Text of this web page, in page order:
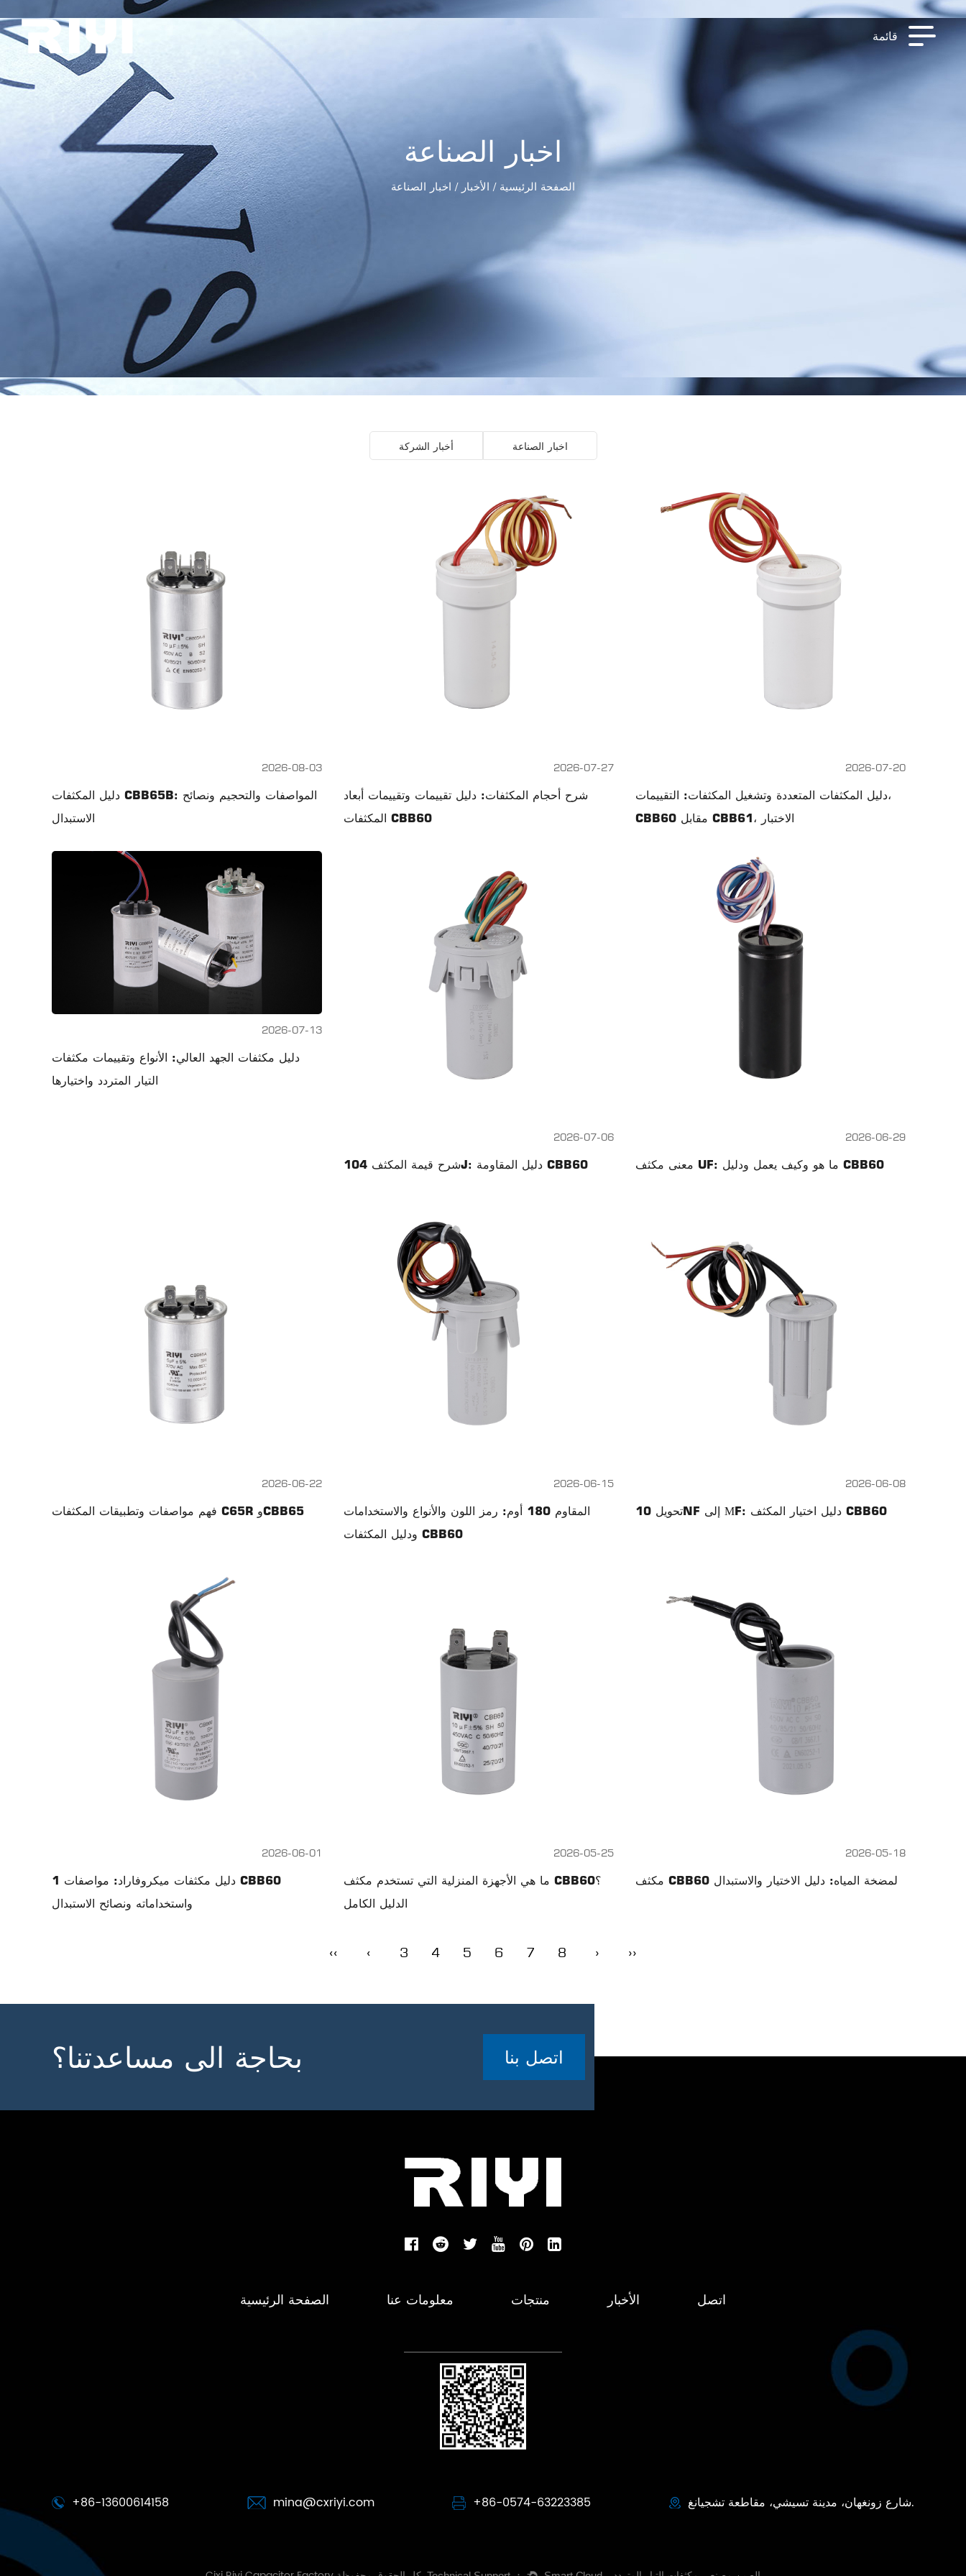
قائمة
اخبار الصناعة
الصفحة الرئيسية / الأخبار / اخبار الصناعة
أخبار الشركة اخبار الصناعة
2026-08-03
دليل المكثفات CBB65B: المواصفات والتحجيم ونصائح
الاستبدال
2026-07-27
شرح أحجام المكثفات: دليل تقييمات وتقييمات أبعاد
المكثفات CBB60
2026-07-20
دليل المكثفات المتعددة وتشغيل المكثفات: التقييمات،
CBB60 مقابل CBB61، الاختبار
2026-07-13
دليل مكثفات الجهد العالي: الأنواع وتقييمات مكثفات
التيار المتردد واختيارها
2026-07-06
شرح قيمة المكثف 104J: دليل المقاومة CBB60
2026-06-29
معنى مكثف UF: ما هو وكيف يعمل ودليل CBB60
2026-06-22
فهم مواصفات وتطبيقات المكثفات C65R وCBB65
2026-06-15
المقاوم 180 أوم: رمز اللون والأنواع والاستخدامات
ودليل المكثفات CBB60
2026-06-08
تحويل 10NF إلى ΜF: دليل اختيار المكثف CBB60
2026-06-01
1 دليل مكثفات ميكروفاراد: مواصفات CBB60
واستخداماته ونصائح الاستبدال
2026-05-25
ما هي الأجهزة المنزلية التي تستخدم مكثف CBB60؟
الدليل الكامل
2026-05-18
مكثف CBB60 لمضخة المياه: دليل الاختيار والاستبدال
‹‹ ‹ 3 4 5 6 7 8 › ››
بحاجة الى مساعدتنا؟ اتصل بنا
الصفحة الرئيسية معلومات عنا منتجات الأخبار اتصل
+86-13600614158 mina@cxriyi.com +86-0574-63223385 شارع زونغهان، مدينة تسيشي، مقاطعة تشجيانغ.